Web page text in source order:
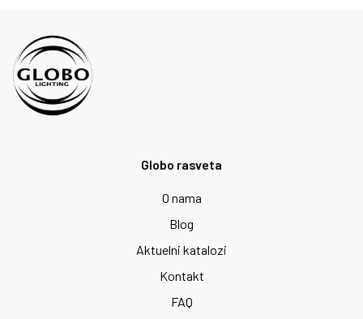
Globo rasveta
O nama
Blog
Aktuelni katalozi
Kontakt
FAQ